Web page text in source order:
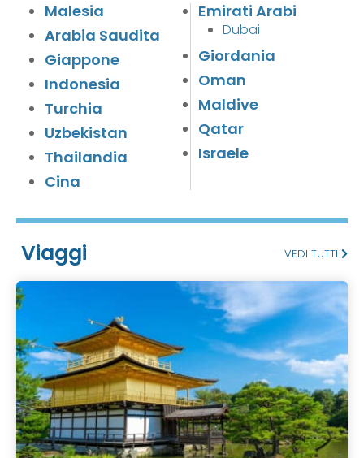
Malesia
Arabia Saudita
Giappone
Indonesia
Turchia
Uzbekistan
Thailandia
Cina
Emirati Arabi
Dubai
Giordania
Oman
Maldive
Qatar
Israele
Viaggi VEDI TUTTI